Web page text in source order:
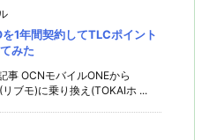
1年間契約してTLCポイント
みた
事 OCNモバイルONEから
ブモ)に乗り換え(TOKAIホ ...